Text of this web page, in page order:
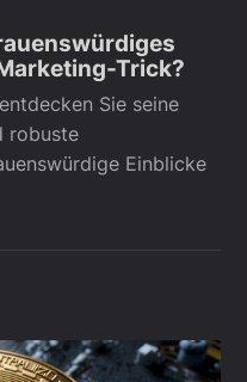
Trick?
Sie seine
robuste
Einblicke